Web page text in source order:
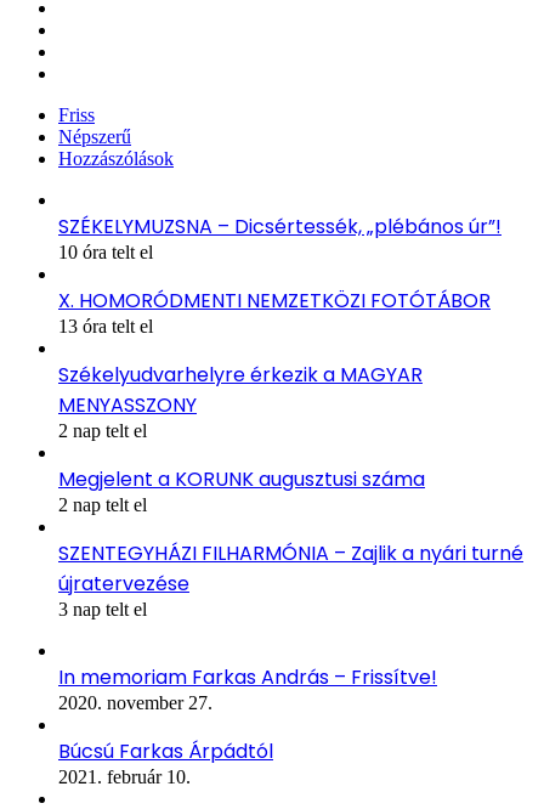
Friss
Népszerű
Hozzászólások
SZÉKELYMUZSNA – Dicsértessék, „plébános úr”!
10 óra telt el
X. HOMORÓDMENTI NEMZETKÖZI FOTÓTÁBOR
13 óra telt el
Székelyudvarhelyre érkezik a MAGYAR
MENYASSZONY
2 nap telt el
Megjelent a KORUNK augusztusi száma
2 nap telt el
SZENTEGYHÁZI FILHARMÓNIA – Zajlik a nyári turné
újratervezése
3 nap telt el
In memoriam Farkas András – Frissítve!
2020. november 27.
Búcsú Farkas Árpádtól
2021. február 10.